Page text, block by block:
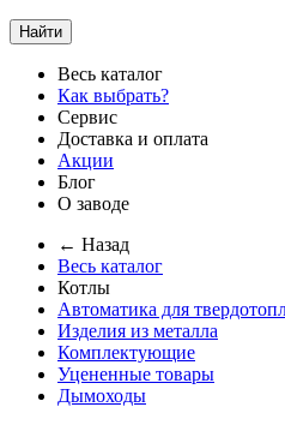
Найти
Весь каталог
Как выбрать?
Сервис
Доставка и оплата
Акции
Блог
О заводе
← Назад
Весь каталог
Котлы
Автоматика для
Изделия из металла
Комплектующие
Уцененные товары
Дымоходы